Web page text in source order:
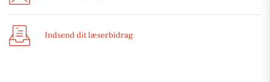
Indsend dit læserbidrag